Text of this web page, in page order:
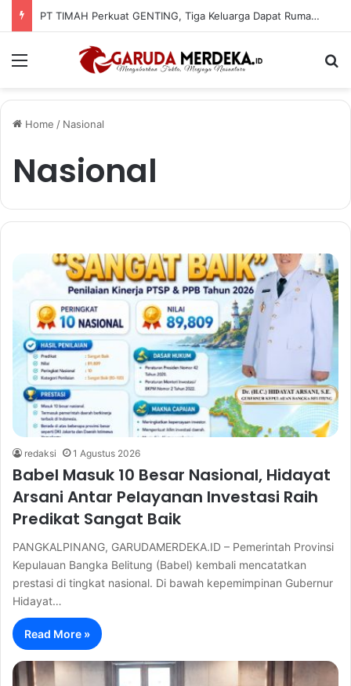
PT TIMAH Perkuat GENTING, Tiga Keluarga Dapat Rumah Layak Huni
Menu
Home / Nasional
Nasional
redaksi 1 Agustus 2026
Babel Masuk 10 Besar Nasional, Hidayat
Arsani Antar Pelayanan Investasi Raih
Predikat Sangat Baik
PANGKALPINANG, GARUDAMERDEKA.ID – Pemerintah Provinsi
Kepulauan Bangka Belitung (Babel) kembali mencatatkan
prestasi di tingkat nasional. Di bawah kepemimpinan Gubernur
Hidayat…
Read More »